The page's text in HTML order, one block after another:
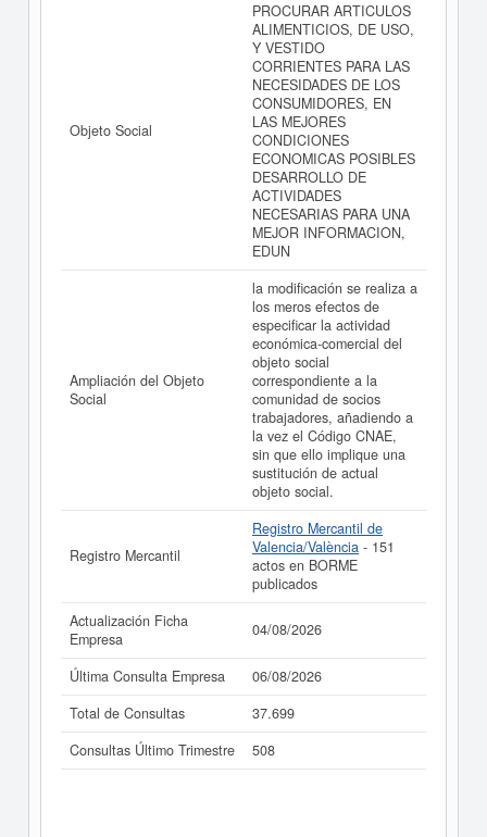
Objeto Social
PROCURAR ARTICULOS
ALIMENTICIOS, DE USO,
Y VESTIDO
CORRIENTES PARA LAS
NECESIDADES DE LOS
CONSUMIDORES, EN
LAS MEJORES
CONDICIONES
ECONOMICAS POSIBLES
DESARROLLO DE
ACTIVIDADES
NECESARIAS PARA UNA
MEJOR INFORMACION,
EDUN
Ampliación del Objeto
Social
la modificación se realiza a
los meros efectos de
especificar la actividad
económica-comercial del
objeto social
correspondiente a la
comunidad de socios
trabajadores, añadiendo a
la vez el Código CNAE,
sin que ello implique una
sustitución de actual
objeto social.
Registro Mercantil
Registro Mercantil de
Valencia/València - 151
actos en BORME
publicados
Actualización Ficha
Empresa
04/08/2026
Última Consulta Empresa
06/08/2026
Total de Consultas
37.699
Consultas Último Trimestre
508